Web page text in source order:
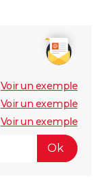
Voir un exemple
Voir un exemple
Voir un exemple